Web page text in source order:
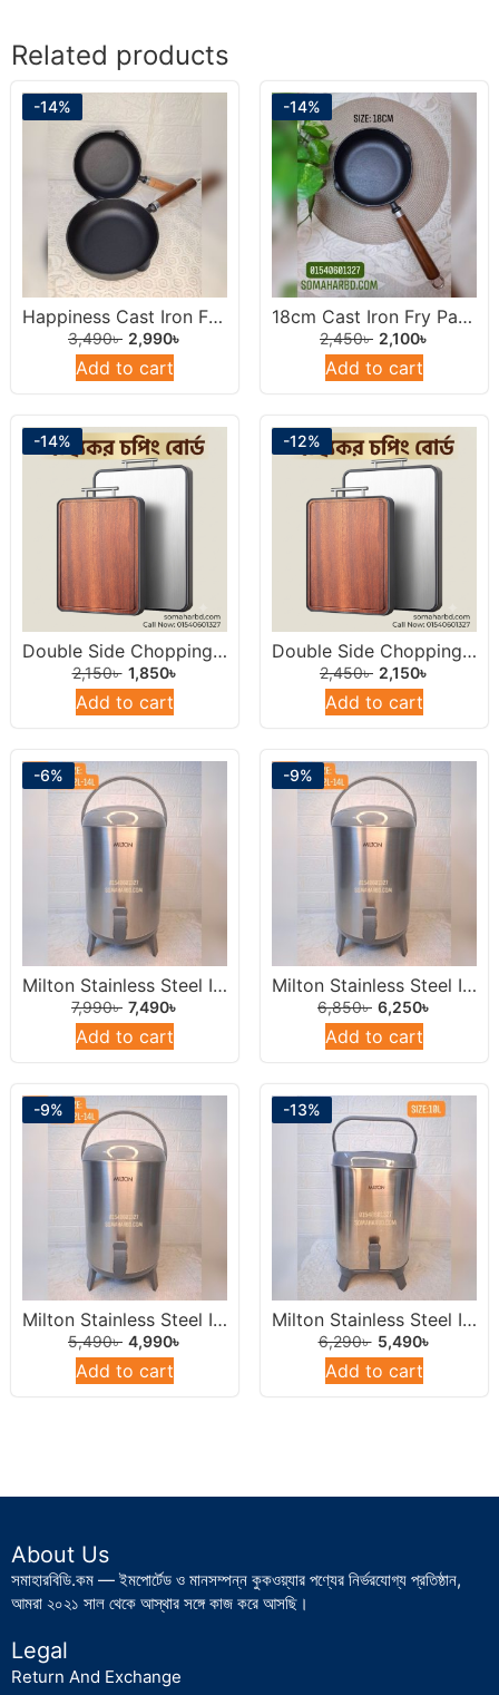
Related products
-14%
Happiness Cast Iron Frying Pan 22cm.
3,490৳ 2,990৳
Add to cart
-14%
18cm Cast Iron Fry Pan With Wooden Handel.
2,450৳ 2,100৳
Add to cart
-14%
Double Side Chopping Board 14inch (Stainless Steel & Natural Wood)
2,150৳ 1,850৳
Add to cart
-12%
Double Side Chopping Board 15inch ((Stainless Steel & Natural Wood)
2,450৳ 2,150৳
Add to cart
-6%
Milton Stainless Steel Insulated Water Dispenser /Jar 14 Liters Round.
7,990৳ 7,490৳
Add to cart
-9%
Milton Stainless Steel Insulated Water Dispenser /Jar 12Liters Round.
6,850৳ 6,250৳
Add to cart
-9%
Milton Stainless Steel Insulated Water Dispenser /Jar 10 Liters Round.
5,490৳ 4,990৳
Add to cart
-13%
Milton Stainless Steel Insulated Water Jar 10L
6,290৳ 5,490৳
Add to cart
About Us
সমাহারবিডি.কম — ইমপোর্টেড ও মানসম্পন্ন কুকওয়্যার পণ্যের নির্ভরযোগ্য প্রতিষ্ঠান,
আমরা ২০২১ সাল থেকে আস্থার সঙ্গে কাজ করে আসছি।
Legal
Return And Exchange